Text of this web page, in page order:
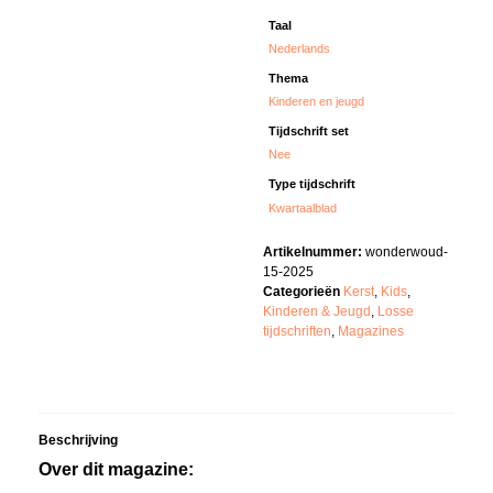
Taal
Nederlands
Thema
Kinderen en jeugd
Tijdschrift set
Nee
Type tijdschrift
Kwartaalblad
Artikelnummer: wonderwoud-
15-2025
Categorieën Kerst Kids
Kinderen & Jeugd Losse
tijdschriften Magazines
Beschrijving
Over dit magazine: